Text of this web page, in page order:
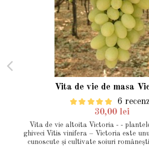
Vita de vie de masa
6
30,00 lei
Vita de vie altoita Victoria - -
ghiveci Vitis vinifera – Victoria este
cunoscute și cultivate soiuri